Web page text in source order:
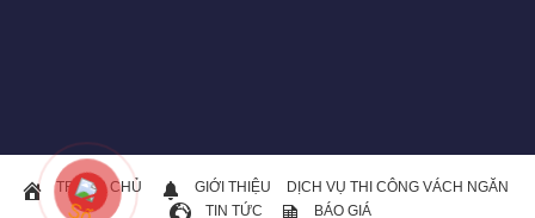
TRANG CHỦ GIỚI THIỆU
DỊCH VỤ THI CÔNG VÁCH NGĂN
TIN TỨC
BÁO GIÁ